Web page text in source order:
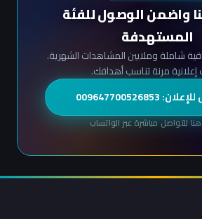
واضمن الوصول للفئة
المستهدفة
شاملة وملايين المشاهدات الشهرية.
إعلانية مرنة تناسب أهدافك.
009647700526853
للتواصل مباشرة عبر الواتساب